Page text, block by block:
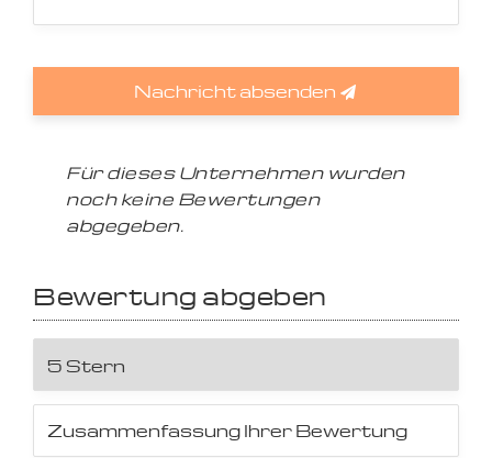
Nachricht absenden
Für dieses Unternehmen wurden
noch keine Bewertungen
abgegeben.
Bewertung abgeben